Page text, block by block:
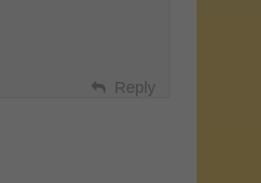
Reply